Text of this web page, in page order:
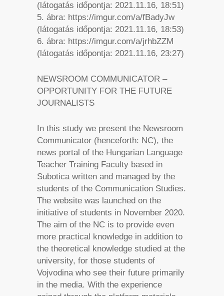
(látogatás időpontja: 2021.11.16, 18:51)
5. ábra: https://imgur.com/a/fBadyJw
(látogatás időpontja: 2021.11.16, 18:53)
6. ábra: https://imgur.com/a/jrhbZZM
(látogatás időpontja: 2021.11.16, 23:27)
NEWSROOM COMMUNICATOR –
OPPORTUNITY FOR THE FUTURE
JOURNALISTS
In this study we present the Newsroom
Communicator (henceforth: NC), the
news portal of the Hungarian Language
Teacher Training Faculty based in
Subotica written and managed by the
students of the Communication Studies.
The website was launched on the
initiative of students in November 2020.
The aim of the NC is to provide even
more practical knowledge in addition to
the theoretical knowledge studied at the
university, for those students of
Vojvodina who see their future primarily
in the media. With the experience